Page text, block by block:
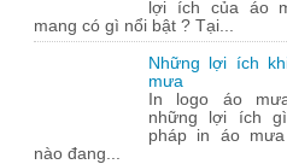
lợi ích của áo
mang có gì nổi bật ? Tại...
Những lợi ích
mưa
In logo áo
những lợi ích
pháp in áo
nào đang...